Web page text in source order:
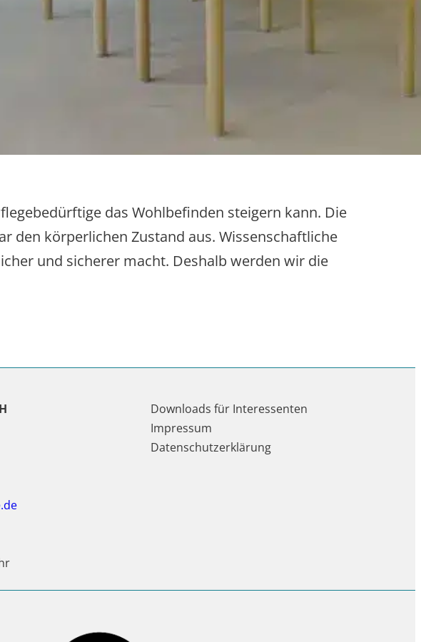
das Wohlbefinden steigern kann. Die
den körperlichen Zustand aus. Wissenschaftliche
und sicherer macht. Deshalb werden wir die
Downloads für Interessenten
Impressum
Datenschutzerklärung